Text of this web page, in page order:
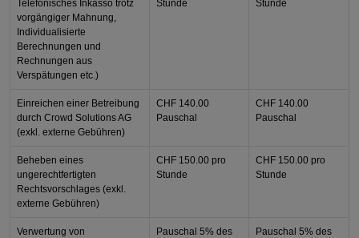
Telefonisches Inkasso trotz
vorgängiger Mahnung,
Individualisierte
Berechnungen und
Rechnungen aus
Verspätungen etc.)
Stunde
Stunde
Einreichen einer Betreibung
durch Crowd Solutions AG
(exkl. externe Gebühren)
CHF 140.00
Pauschal
CHF 140.00
Pauschal
Beheben eines
ungerechtfertigten
Rechtsvorschlages (exkl.
externe Gebühren)
CHF 150.00 pro
Stunde
CHF 150.00 pro
Stunde
Verwertung von
Pauschal 5% des
Pauschal 5% des